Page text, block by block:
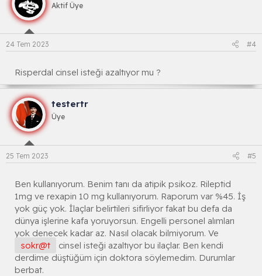
Aktif Üye
24 Tem 2023 #4
Risperdal cinsel isteği azaltıyor mu ?
testertr
Üye
25 Tem 2023 #5
Ben kullanıyorum. Benim tanı da atipik psikoz. Rileptid
1mg ve rexapin 10 mg kullanıyorum. Raporum var %45. İş
yok güç yok. İlaçlar belirtileri sifirliyor fakat bu defa da
dünya işlerine kafa yoruyorsun. Engelli personel alımları
yok denecek kadar az. Nasıl olacak bilmiyorum. Ve
sokr@t
cinsel isteği azaltıyor bu ilaçlar. Ben kendi
derdime düştüğüm için doktora söylemedim. Durumlar
berbat.